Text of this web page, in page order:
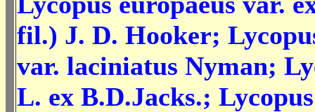
fil.) J. D. Hooker;
var. laciniatus Nyman;
L. ex B.D.Jacks.;